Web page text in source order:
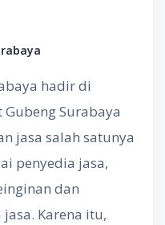
hadir di
Surabaya
jasa salah satunya
penyedia jasa,
dan
Karena itu,